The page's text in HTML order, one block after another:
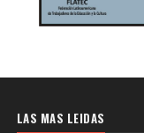
LAS MAS LEIDAS